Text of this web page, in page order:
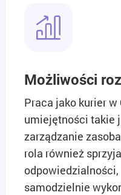
Możliwości
Praca jako kurier w
umiejętności takie
zarządzanie
rola również
samodzielnie